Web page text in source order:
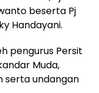
beserta Pj
Handayani.
pengurus Persit
Muda,
serta undangan